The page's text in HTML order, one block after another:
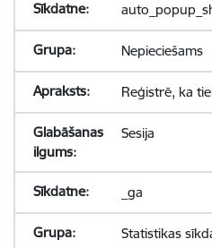
Nepieciešams
Reģistrē, ka
Sesija
_ga
Statistikas